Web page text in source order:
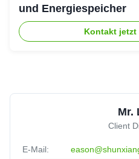
und Energiespeicher
Kontakt jetzt
Mr.
Client
E-Mail: